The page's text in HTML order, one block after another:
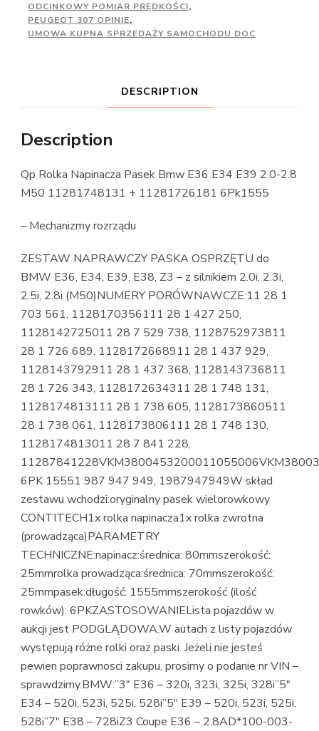
ODCINKOWY POMIAR PRĘDKOŚCI,
PEUGEOT 307 OPINIE,
UMOWA KUPNA SPRZEDAŻY SAMOCHODU DOC
DESCRIPTION
Description
Qp Rolka Napinacza Pasek Bmw E36 E34 E39 2.0-2.8
M50 11281748131 + 11281726181 6Pk1555
– Mechanizmy rozrządu
ZESTAW NAPRAWCZY PASKA OSPRZĘTU do
BMW E36, E34, E39, E38, Z3 – z silnikiem 2.0i, 2.3i,
2.5i, 2.8i (M50)NUMERY PORÓWNAWCZE:11 28 1
703 561, 1128170356111 28 1 427 250,
1128142725011 28 7 529 738, 1128752973811
28 1 726 689, 1128172668911 28 1 437 929,
1128143792911 28 1 437 368, 1128143736811
28 1 726 343, 1128172634311 28 1 748 131,
1128174813111 28 1 738 605, 1128173860511
28 1 738 061, 1128173806111 28 1 748 130,
1128174813011 28 7 841 228,
6PK 15551 987 947 949, 1987947949W skład
zestawu wchodzi:oryginalny pasek wielorowkowy
CONTITECH1x rolka napinacza1x rolka zwrotna
(prowadząca)PARAMETRY
TECHNICZNE:napinacz:średnica: 80mmszerokość:
25mmrolka prowadząca:średnica: 70mmszerokość:
25mmpasek:długość: 1555mmszerokość (ilość
rowków): 6PKZASTOSOWANIELista pojazdów w
aukcji jest PODGLĄDOWA.W autach z listy pojazdów
występują różne rolki oraz paski. Jeżeli nie jesteś
pewien poprawnosci zakupu, prosimy o podanie nr VIN –
sprawdzimy.BMW:”3″ E36 – 320i, 323i, 325i, 328i”5″
E34 – 520i, 523i, 525i, 528i”5″ E39 – 520i, 523i, 525i,
528i”7″ E38 – 728iZ3 Coupe E36 – 2.8AD*100-003-